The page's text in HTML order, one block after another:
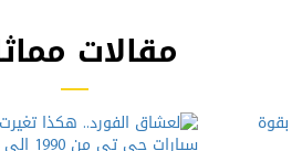
مقالات